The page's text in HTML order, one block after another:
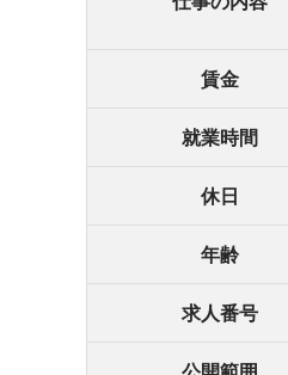
賃金
就業時間
休日
年齢
求人番号